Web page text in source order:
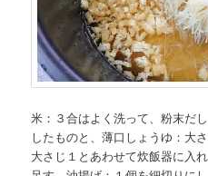
米：３合はよく洗って、粉末だ
したものと、薄口しょうゆ：大
大さじ１とあわせて炊飯器に入